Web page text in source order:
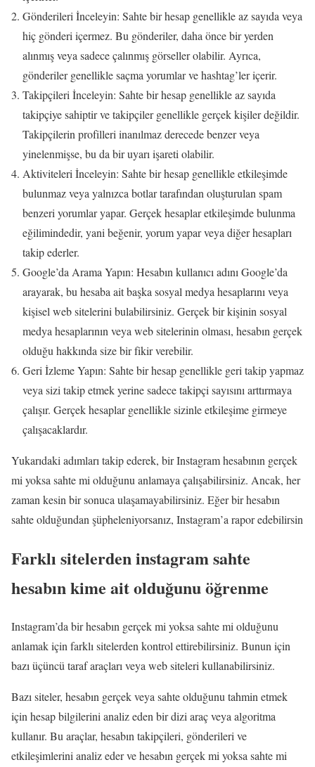
Gönderileri İnceleyin: Sahte bir hesap genellikle az sayıda veya
hiç gönderi içermez. Bu gönderiler, daha önce bir yerden
alınmış veya sadece çalınmış görseller olabilir. Ayrıca,
gönderiler genellikle saçma yorumlar ve hashtag’ler içerir.
Takipçileri İnceleyin: Sahte bir hesap genellikle az sayıda
takipçiye sahiptir ve takipçiler genellikle gerçek kişiler değildir.
Takipçilerin profilleri inanılmaz derecede benzer veya
yinelenmişse, bu da bir uyarı işareti olabilir.
Aktiviteleri İnceleyin: Sahte bir hesap genellikle etkileşimde
bulunmaz veya yalnızca botlar tarafından oluşturulan spam
benzeri yorumlar yapar. Gerçek hesaplar etkileşimde bulunma
eğilimindedir, yani beğenir, yorum yapar veya diğer hesapları
takip ederler.
Google’da Arama Yapın: Hesabın kullanıcı adını Google’da
arayarak, bu hesaba ait başka sosyal medya hesaplarını veya
kişisel web sitelerini bulabilirsiniz. Gerçek bir kişinin sosyal
medya hesaplarının veya web sitelerinin olması, hesabın gerçek
olduğu hakkında size bir fikir verebilir.
Geri İzleme Yapın: Sahte bir hesap genellikle geri takip yapmaz
veya sizi takip etmek yerine sadece takipçi sayısını arttırmaya
çalışır. Gerçek hesaplar genellikle sizinle etkileşime girmeye
çalışacaklardır.
Yukarıdaki adımları takip ederek, bir Instagram hesabının gerçek
mi yoksa sahte mi olduğunu anlamaya çalışabilirsiniz. Ancak, her
zaman kesin bir sonuca ulaşamayabilirsiniz. Eğer bir hesabın
sahte olduğundan şüpheleniyorsanız, Instagram’a rapor edebilirsin
Farklı sitelerden instagram sahte
hesabın kime ait olduğunu öğrenme
Instagram’da bir hesabın gerçek mi yoksa sahte mi olduğunu
anlamak için farklı sitelerden kontrol ettirebilirsiniz. Bunun için
bazı üçüncü taraf araçları veya web siteleri kullanabilirsiniz.
Bazı siteler, hesabın gerçek veya sahte olduğunu tahmin etmek
için hesap bilgilerini analiz eden bir dizi araç veya algoritma
kullanır. Bu araçlar, hesabın takipçileri, gönderileri ve
etkileşimlerini analiz eder ve hesabın gerçek mi yoksa sahte mi